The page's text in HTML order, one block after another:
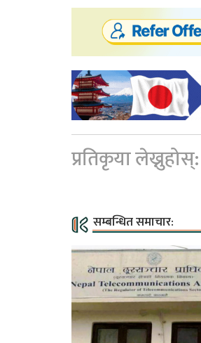
प्रतिकृया लेख्नुहोस्:
सम्बन्धित समाचार: